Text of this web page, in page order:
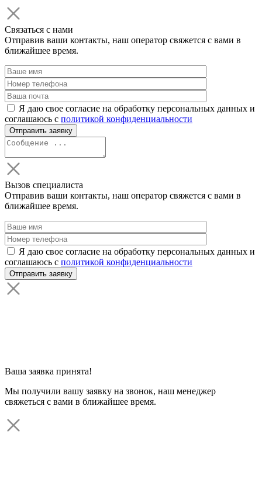
Связаться с нами
Отправив ваши контакты, наш оператор свяжется с вами в
ближайшее время.
Я даю свое согласие на обработку персональных данных и
соглашаюсь с политикой конфиденциальности
Вызов специалиста
Отправив ваши контакты, наш оператор свяжется с вами в
ближайшее время.
Я даю свое согласие на обработку персональных данных и
соглашаюсь с политикой конфиденциальности
Ваша заявка принята!
Мы получили вашу заявку на звонок, наш менеджер
свяжеться с вами в ближайшее время.